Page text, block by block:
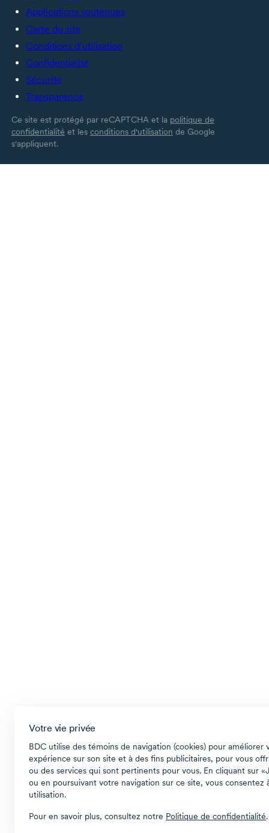
Votre vie privée
BDC utilise des témoins de navigation (cookies) pour améliorer
expérience sur son site et à des fins publicitaires, pour vous
ou des services qui sont pertinents pour vous. En cliquant sur
ou en poursuivant votre navigation sur ce site, vous consentez
utilisation.
Pour en savoir plus, consultez notre Politique de confidentialité.
Applications soutenues
Carte du site
Conditions d’utilisation
Confidentialité
Sécurité
Transparence
Ce site est protégé par reCAPTCHA et la politique de
confidentialité et les conditions d'utilisation de Google
s'appliquent.